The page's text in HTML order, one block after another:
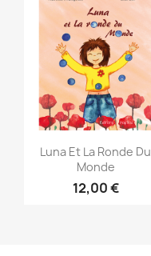
Aperçu rapide
Luna Et La Ronde Du
Monde
12,00 €